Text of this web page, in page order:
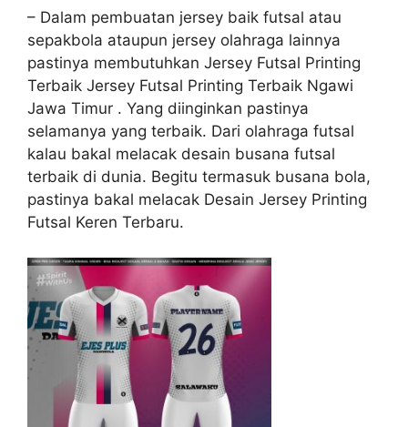
– Dalam pembuatan jersey baik futsal atau
sepakbola ataupun jersey olahraga lainnya
pastinya membutuhkan Jersey Futsal Printing
Terbaik Jersey Futsal Printing Terbaik Ngawi
Jawa Timur . Yang diinginkan pastinya
selamanya yang terbaik. Dari olahraga futsal
kalau bakal melacak desain busana futsal
terbaik di dunia. Begitu termasuk busana bola,
pastinya bakal melacak Desain Jersey Printing
Futsal Keren Terbaru.